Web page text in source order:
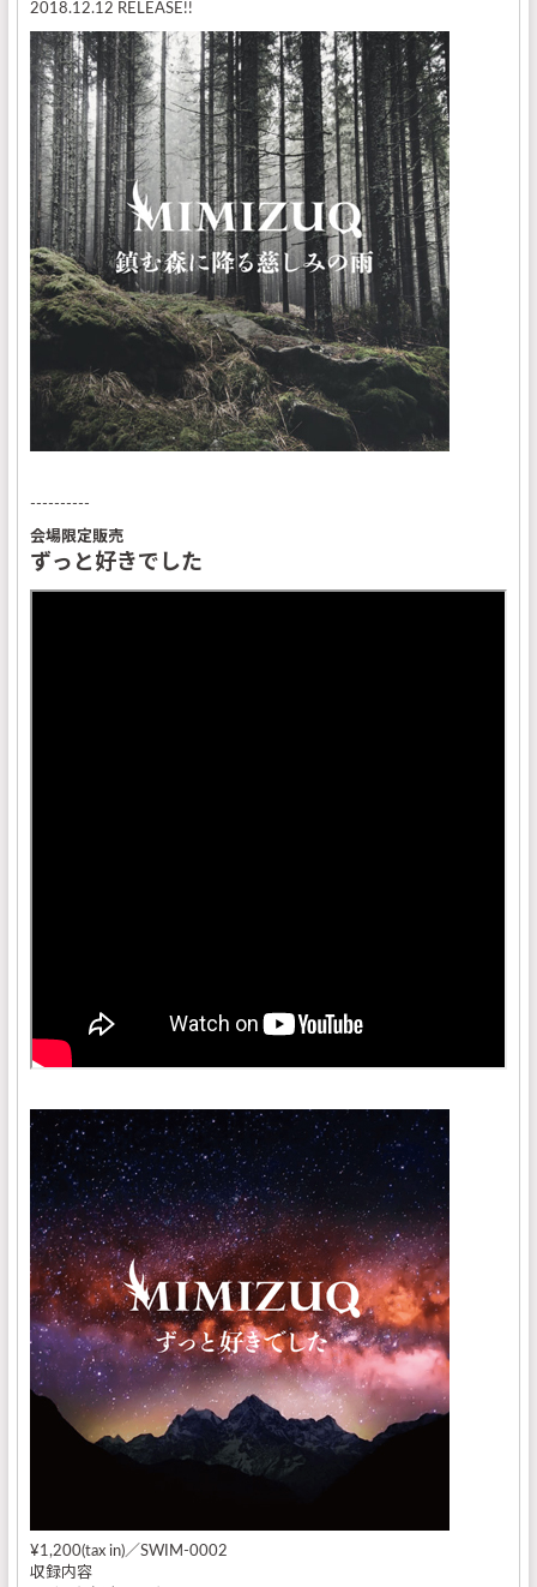
2018.12.12 RELEASE!!
----------
会場限定販売
ずっと好きでした
¥1,200(tax in)／SWIM-0002
収録内容